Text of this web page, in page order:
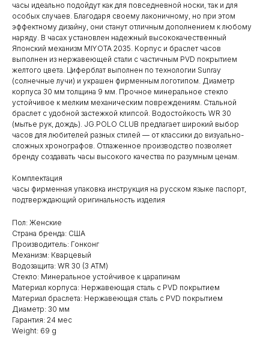
часы идеально подойдут как для повседневной носки, так и для
особых случаев. Благодаря своему лаконичному, но при этом
эффектному дизайну, они станут отличным дополнением к любому
наряду. В часах установлен надежный высококачественный
Японский механизм MIYOTA 2035. Корпус и браслет часов
выполнен из нержавеющей стали с частичным PVD покрытием
желтого цвета. Циферблат выполнен по технологии Sunray
(солнечные лучи) и украшен фирменным логотипом. Диаметр
корпуса 30 мм толщина 9 мм. Прочное минеральное стекло
устойчивое к мелким механическим повреждениям. Стальной
браслет с удобной застежкой клипсой. Водостойкость WR 30
(мытье рук, дождь). JG.POLO CLUB предлагает широкий выбор
часов для любителей разных стилей — от классики до визуально-
сложных хронографов. Отлаженное производство позволяет
бренду создавать часы высокого качества по разумным ценам.
Комплектация
часы фирменная упаковка инструкция на русском языке паспорт,
подтверждающий оригинальность изделия
Пол: Женские
Страна бренда: США
Производитель: Гонконг
Механизм: Кварцевый
Водозащита: WR 30 (3 АТМ)
Стекло: Минеральное устойчивое к царапинам
Материал корпуса: Нержавеющая сталь с PVD покрытием
Материал браслета: Нержавеющая сталь с PVD покрытием
Диаметр: 30 мм
Гарантия: 24 мес
Weight: 69 g